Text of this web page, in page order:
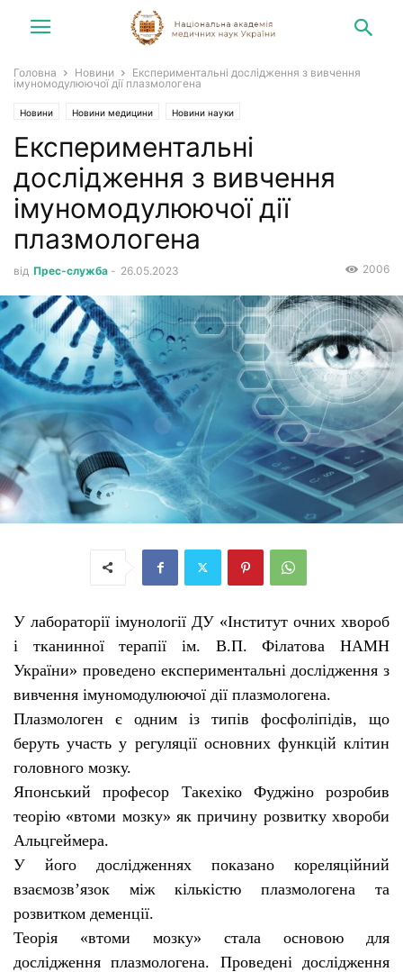
Головна Новини
Експериментальні дослідження з вивчення
імуномодулюючої дії плазмологена
Новини Новини медицини Новини науки
Експериментальні
дослідження з вивчення
імуномодулюючої дії
плазмологена
від Прес-служба - 26.05.2023 2006
У лабораторії імунології ДУ «Інститут очних хвороб
і тканинної терапії ім. В.П. Філатова НАМН
України» проведено експериментальні дослідження з
вивчення імуномодулюючої дії плазмологена.
Плазмологен є одним із типів фосфоліпідів, що
беруть участь у регуляції основних функцій клітин
головного мозку.
Японський професор Такехіко Фуджіно розробив
теорію «втоми мозку» як причину розвитку хвороби
Альцгеймера.
У його дослідженнях показано кореляційний
взаємозв’язок між кількістю плазмологена та
розвитком деменції.
Теорія «втоми мозку» стала основою для
дослідження плазмологена. Проведені дослідження